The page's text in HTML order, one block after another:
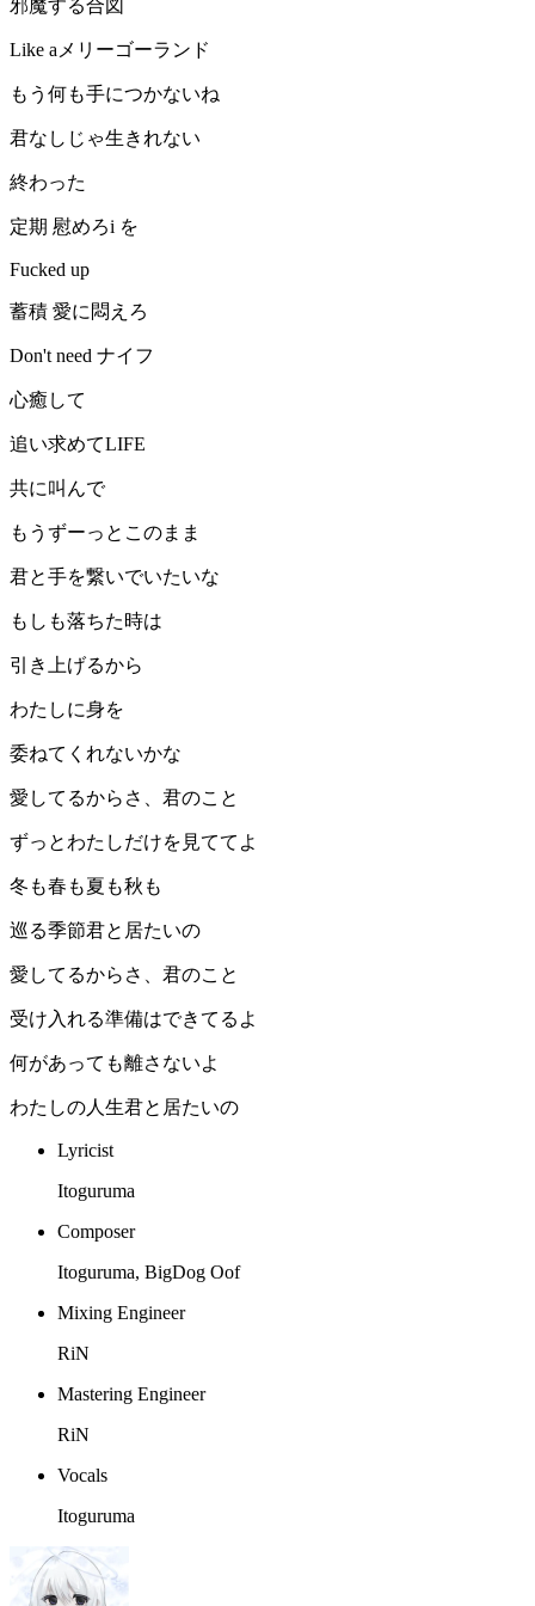
邪魔する合図
Like aメリーゴーランド
もう何も手につかないね
君なしじゃ生きれない
終わった
定期 慰めろi を
Fucked up
蓄積 愛に悶えろ
Don't need ナイフ
心癒して
追い求めてLIFE
共に叫んで
もうずーっとこのまま
君と手を繋いでいたいな
もしも落ちた時は
引き上げるから
わたしに身を
委ねてくれないかな
愛してるからさ、君のこと
ずっとわたしだけを見ててよ
冬も春も夏も秋も
巡る季節君と居たいの
愛してるからさ、君のこと
受け入れる準備はできてるよ
何があっても離さないよ
わたしの人生君と居たいの
Lyricist
Itoguruma
Composer
Itoguruma, BigDog Oof
Mixing Engineer
RiN
Mastering Engineer
RiN
Vocals
Itoguruma